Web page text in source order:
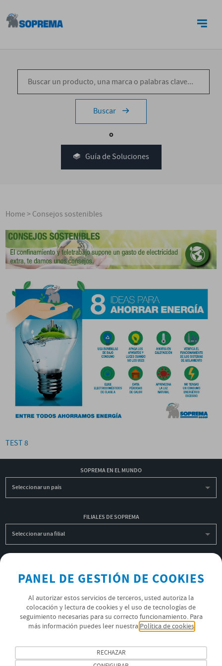
Buscar
o
Guía de Soluciones
Home>Consejos sostenibles
TEST 8
SOPREMA EN EL MUNDO
Seleccionar un país
FILIALES DE SOPREMA
Seleccionar una filial
OK
POLÍTICA DE PRIVACIDAD
ÚNETE AL EQUIPO SOPREMA
PANEL DE GESTIÓN DE COOKIES
Al autorizar estos servicios de terceros, usted autoriza la
colocación y lectura de cookies y el uso de tecnologías de
seguimiento necesarias para su correcto funcionamiento. Para
más información puedes leer nuestra Política de cookies
RECHAZAR